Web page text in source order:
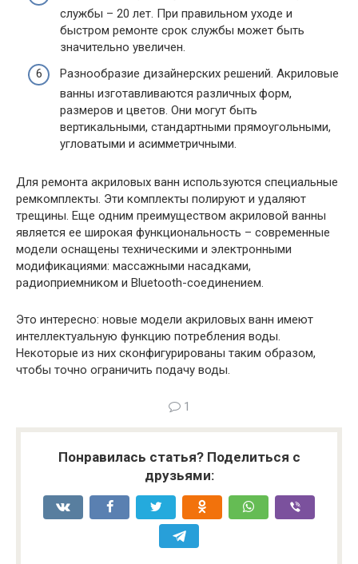
службы – 20 лет. При правильном уходе и
быстром ремонте срок службы может быть
значительно увеличен.
Разнообразие дизайнерских решений. Акриловые
ванны изготавливаются различных форм,
размеров и цветов. Они могут быть
вертикальными, стандартными прямоугольными,
угловатыми и асимметричными.
Для ремонта акриловых ванн используются специальные
ремкомплекты. Эти комплекты полируют и удаляют
трещины. Еще одним преимуществом акриловой ванны
является ее широкая функциональность – современные
модели оснащены техническими и электронными
модификациями: массажными насадками,
радиоприемником и Bluetooth-соединением.
Это интересно: новые модели акриловых ванн имеют
интеллектуальную функцию потребления воды.
Некоторые из них сконфигурированы таким образом,
чтобы точно ограничить подачу воды.
1
Понравилась статья? Поделиться с
друзьями: